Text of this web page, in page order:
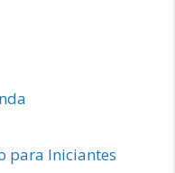
para Iniciantes